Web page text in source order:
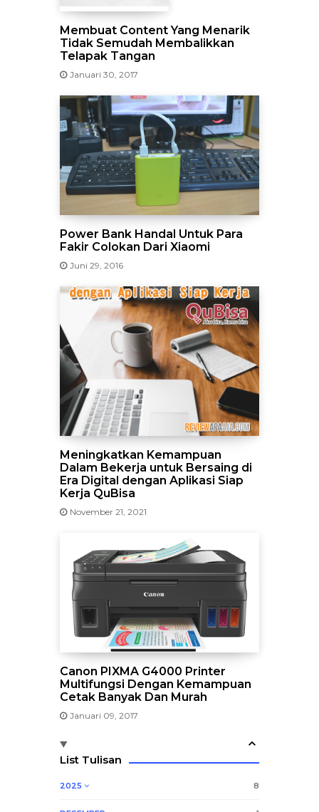
Membuat Content Yang Menarik
Tidak Semudah Membalikkan
Telapak Tangan
Januari 30, 2017
Power Bank Handal Untuk Para
Fakir Colokan Dari Xiaomi
Juni 29, 2016
Meningkatkan Kemampuan
Dalam Bekerja untuk Bersaing di
Era Digital dengan Aplikasi Siap
Kerja QuBisa
November 21, 2021
Canon PIXMA G4000 Printer
Multifungsi Dengan Kemampuan
Cetak Banyak Dan Murah
Januari 09, 2017
List Tulisan
2025 8